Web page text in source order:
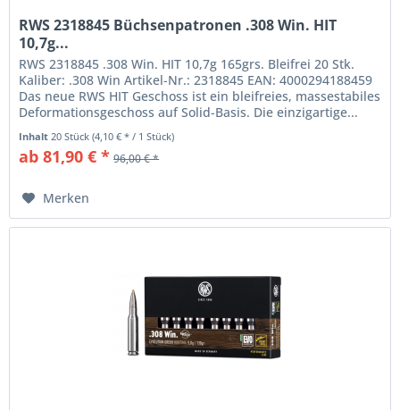
RWS 2318845 Büchsenpatronen .308 Win. HIT
10,7g...
RWS 2318845 .308 Win. HIT 10,7g 165grs. Bleifrei 20 Stk.
Kaliber: .308 Win Artikel-Nr.: 2318845 EAN: 4000294188459
Das neue RWS HIT Geschoss ist ein bleifreies, massestabiles
Deformationsgeschoss auf Solid-Basis. Die einzigartige...
Inhalt20 Stück(4,10 € * / 1 Stück)
ab 81,90 € * 96,00 € *
Merken